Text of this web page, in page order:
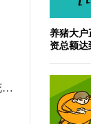
第十六届福建省戏剧水仙花奖揭晓 花开新时代群芳竞风流
养猪大户
资总额达